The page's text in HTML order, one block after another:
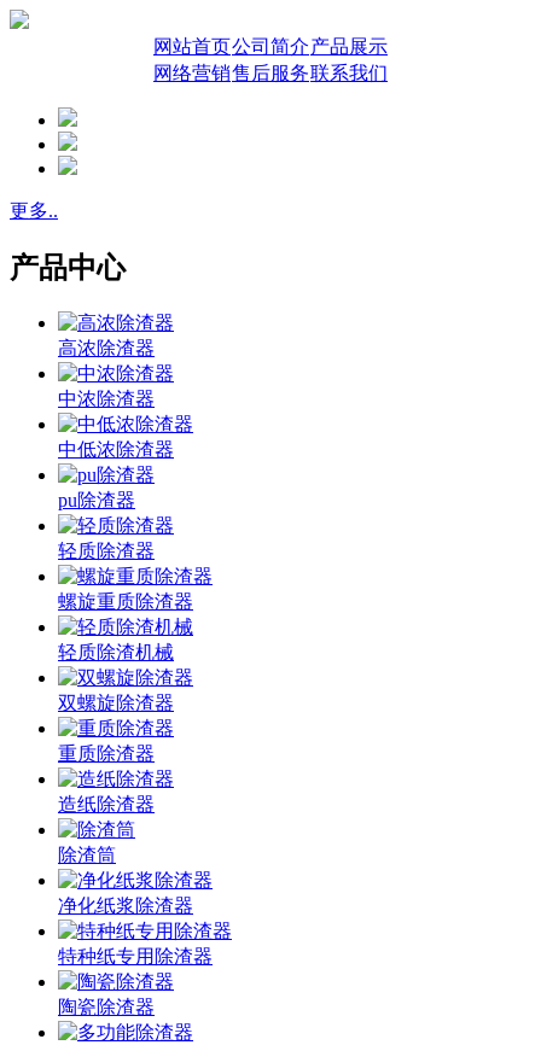
网站首页公司简介产品展示
网络营销售后服务联系我们
更多..
产品中心
高浓除渣器
中浓除渣器
中低浓除渣器
pu除渣器
轻质除渣器
螺旋重质除渣器
轻质除渣机械
双螺旋除渣器
重质除渣器
造纸除渣器
除渣筒
净化纸浆除渣器
特种纸专用除渣器
陶瓷除渣器